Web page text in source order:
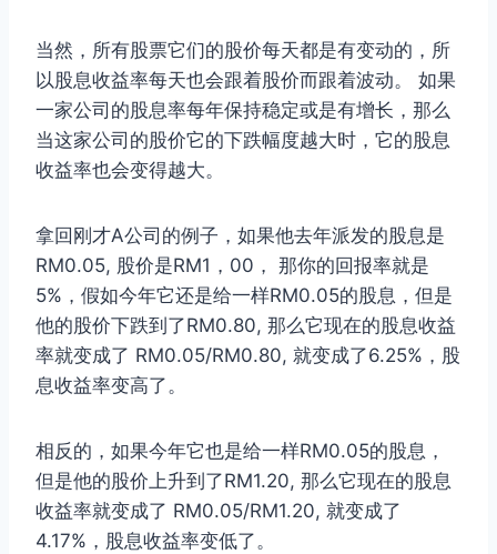
当然，所有股票它们的股价每天都是有变动的，所
以股息收益率每天也会跟着股价而跟着波动。 如果
一家公司的股息率每年保持稳定或是有增长，那么
当这家公司的股价它的下跌幅度越大时，它的股息
收益率也会变得越大。
拿回刚才A公司的例子，如果他去年派发的股息是
RM0.05, 股价是RM1，00， 那你的回报率就是
5%，假如今年它还是给一样RM0.05的股息，但是
他的股价下跌到了RM0.80, 那么它现在的股息收益
率就变成了 RM0.05/RM0.80, 就变成了6.25%，股
息收益率变高了。
相反的，如果今年它也是给一样RM0.05的股息，
但是他的股价上升到了RM1.20, 那么它现在的股息
收益率就变成了 RM0.05/RM1.20, 就变成了
4.17%，股息收益率变低了。